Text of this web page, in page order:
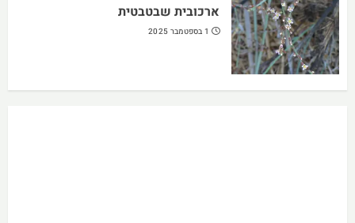
ארכובית שבטבטית
1 בספטמבר 2025